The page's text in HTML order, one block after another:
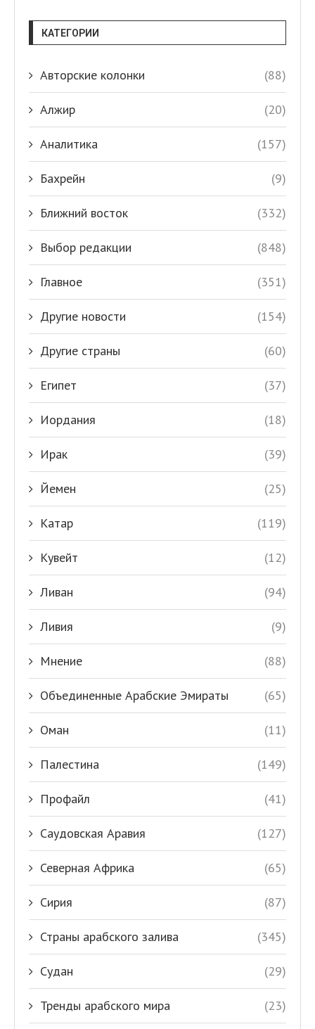
КАТЕГОРИИ
Авторские колонки (88)
Алжир (20)
Аналитика (157)
Бахрейн (9)
Ближний восток (332)
Выбор редакции (848)
Главное (351)
Другие новости (154)
Другие страны (60)
Египет (37)
Иордания (18)
Ирак (39)
Йемен (25)
Катар (119)
Кувейт (12)
Ливан (94)
Ливия (9)
Мнение (88)
Объединенные Арабские Эмираты (65)
Оман (11)
Палестина (149)
Профайл (41)
Саудовская Аравия (127)
Северная Африка (65)
Сирия (87)
Страны арабского залива (345)
Судан (29)
Тренды арабского мира (23)